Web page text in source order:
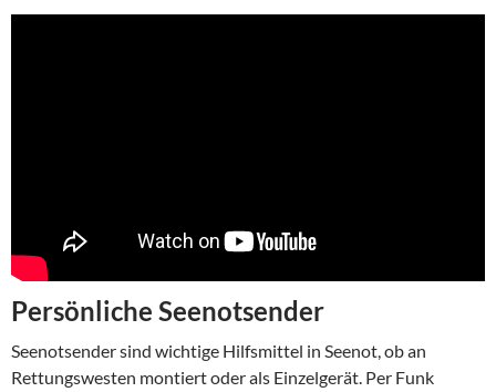
Persönliche Seenotsender
Seenotsender sind wichtige Hilfsmittel in Seenot, ob an
Rettungswesten montiert oder als Einzelgerät. Per Funk